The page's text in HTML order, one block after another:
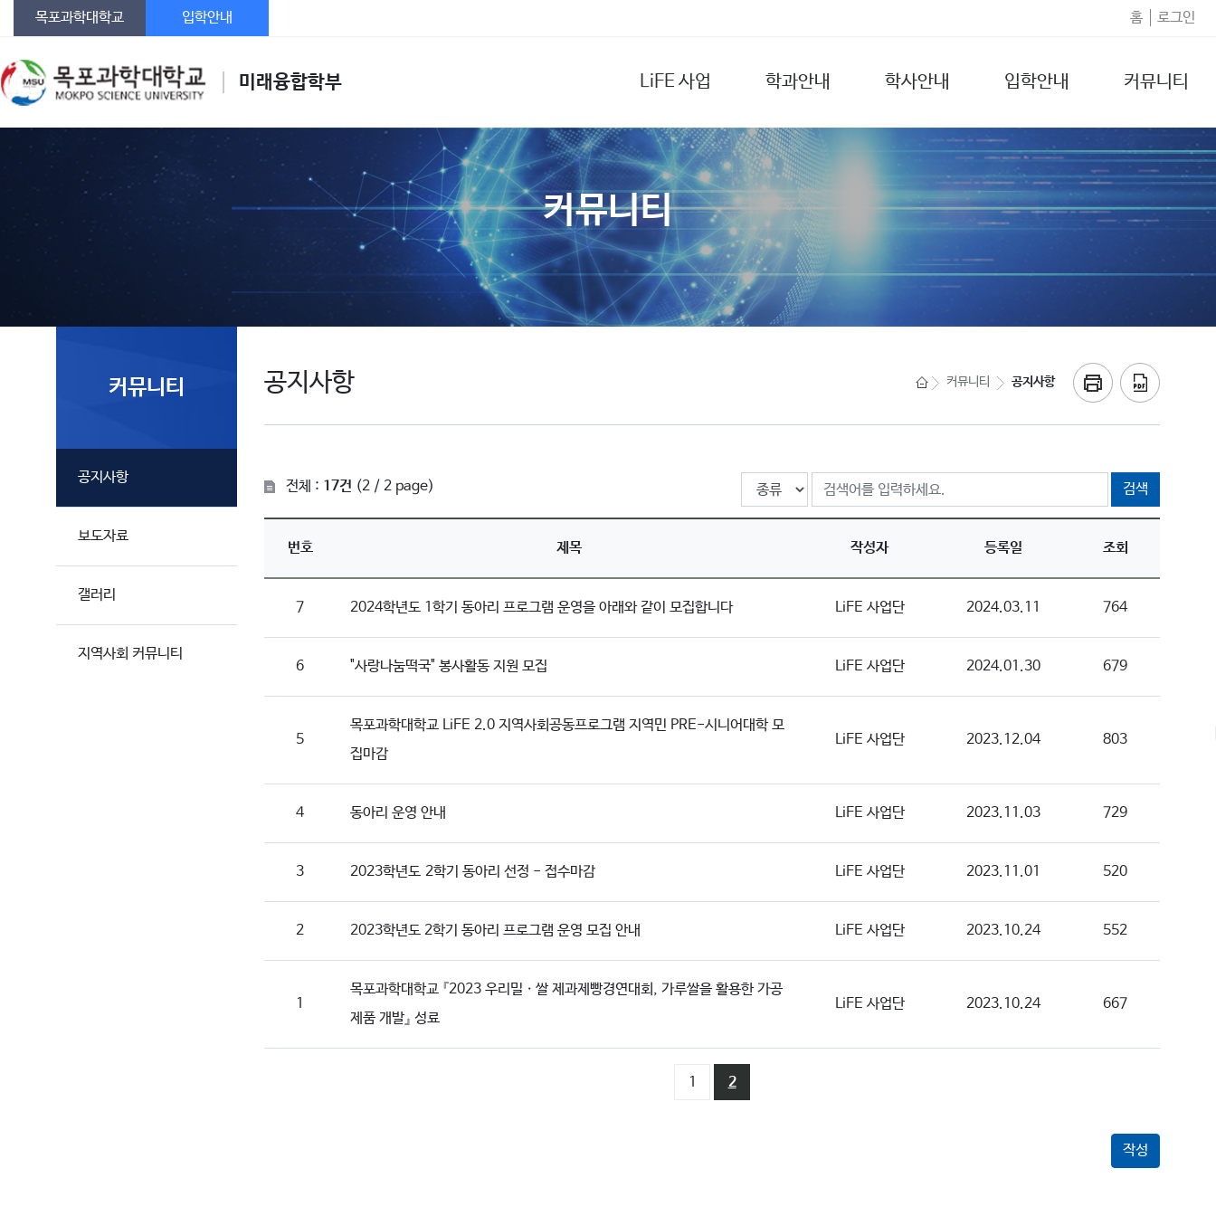
목포과학대학교 입학안내 홈 로그인
미래융합학부 LiFE 사업 학과안내 학사안내 입학안내 커뮤니티
커뮤니티
커뮤니티
공지사항
보도자료
갤러리
지역사회 커뮤니티
공지사항 커뮤니티 공지사항
전체 : 17건 (2 / 2 page) 검색
번호 제목 작성자 등록일 조회
7 2024학년도 1학기 동아리 프로그램 운영을 아래와 같이 모집합니다 LiFE 사업단 2024.03.11 764
6 "사랑나눔떡국" 봉사활동 지원 모집 LiFE 사업단 2024.01.30 679
5
목포과학대학교 LiFE 2.0 지역사회공동프로그램 지역민 PRE-시니어대학 모
집마감
LiFE 사업단 2023.12.04 803
4 동아리 운영 안내 LiFE 사업단 2023.11.03 729
3 2023학년도 2학기 동아리 선정 - 접수마감 LiFE 사업단 2023.11.01 520
2 2023학년도 2학기 동아리 프로그램 운영 모집 안내 LiFE 사업단 2023.10.24 552
1
목포과학대학교 『2023 우리밀ㆍ쌀 제과제빵경연대회, 가루쌀을 활용한 가공
제품 개발』 성료
LiFE 사업단 2023.10.24 667
1 2
작성